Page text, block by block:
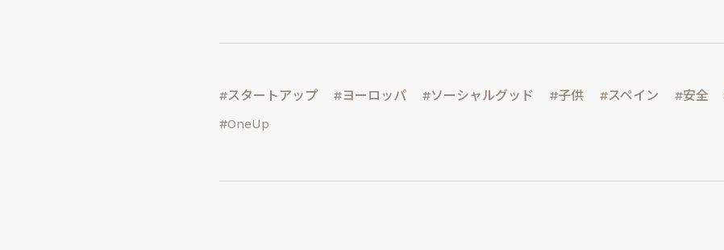
#スタートアップ #ヨーロッパ #ソーシャルグッド #子供 #スペイン #安全
#OneUp